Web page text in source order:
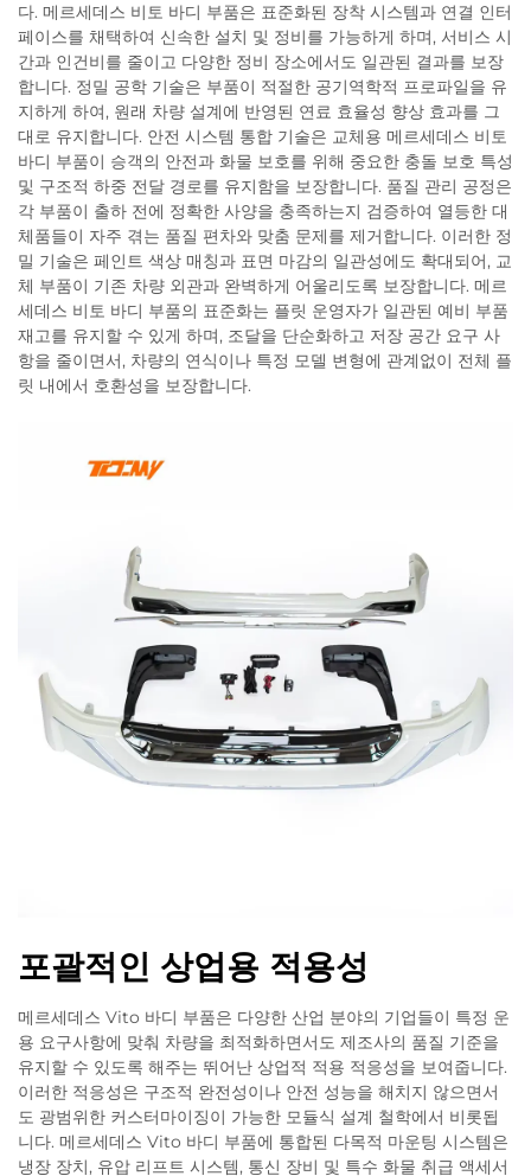
다. 메르세데스 비토 바디 부품은 표준화된 장착 시스템과 연결 인터
페이스를 채택하여 신속한 설치 및 정비를 가능하게 하며, 서비스 시
간과 인건비를 줄이고 다양한 정비 장소에서도 일관된 결과를 보장
합니다. 정밀 공학 기술은 부품이 적절한 공기역학적 프로파일을 유
지하게 하여, 원래 차량 설계에 반영된 연료 효율성 향상 효과를 그
대로 유지합니다. 안전 시스템 통합 기술은 교체용 메르세데스 비토
바디 부품이 승객의 안전과 화물 보호를 위해 중요한 충돌 보호 특성
및 구조적 하중 전달 경로를 유지함을 보장합니다. 품질 관리 공정은
각 부품이 출하 전에 정확한 사양을 충족하는지 검증하여 열등한 대
체품들이 자주 겪는 품질 편차와 맞춤 문제를 제거합니다. 이러한 정
밀 기술은 페인트 색상 매칭과 표면 마감의 일관성에도 확대되어, 교
체 부품이 기존 차량 외관과 완벽하게 어울리도록 보장합니다. 메르
세데스 비토 바디 부품의 표준화는 플릿 운영자가 일관된 예비 부품
재고를 유지할 수 있게 하며, 조달을 단순화하고 저장 공간 요구 사
항을 줄이면서, 차량의 연식이나 특정 모델 변형에 관계없이 전체 플
릿 내에서 호환성을 보장합니다.
포괄적인 상업용 적용성
메르세데스 Vito 바디 부품은 다양한 산업 분야의 기업들이 특정 운
용 요구사항에 맞춰 차량을 최적화하면서도 제조사의 품질 기준을
유지할 수 있도록 해주는 뛰어난 상업적 적용 적응성을 보여줍니다.
이러한 적응성은 구조적 완전성이나 안전 성능을 해치지 않으면서
도 광범위한 커스터마이징이 가능한 모듈식 설계 철학에서 비롯됩
니다. 메르세데스 Vito 바디 부품에 통합된 다목적 마운팅 시스템은
냉장 장치, 유압 리프트 시스템, 통신 장비 및 특수 화물 취급 액세서